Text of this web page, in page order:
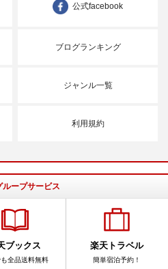
公式facebook
ブログランキング
ジャンル一覧
利用規約
ループサービス
ブックス
全品送料無料
楽天トラベル
簡単宿泊予約！